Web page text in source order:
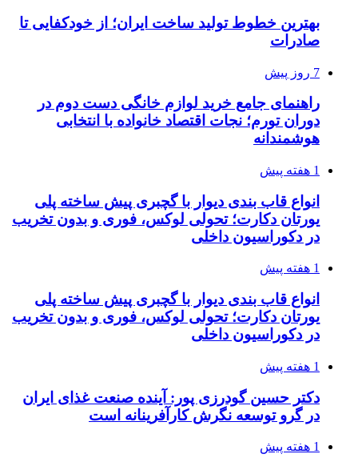
بهترین خطوط تولید ساخت ایران؛ از خودکفایی تا
صادرات
7 روز پیش
راهنمای جامع خرید لوازم خانگی دست دوم در
دوران تورم؛ نجات اقتصاد خانواده با انتخابی
هوشمندانه
1 هفته پیش
انواع قاب بندی دیوار با گچبری پیش ساخته پلی
یورتان دکارت؛ تحولی لوکس، فوری و بدون تخریب
در دکوراسیون داخلی
1 هفته پیش
انواع قاب بندی دیوار با گچبری پیش ساخته پلی
یورتان دکارت؛ تحولی لوکس، فوری و بدون تخریب
در دکوراسیون داخلی
1 هفته پیش
دکتر حسین گودرزی پور: آینده صنعت غذای ایران
در گرو توسعه نگرش کارآفرینانه است
1 هفته پیش